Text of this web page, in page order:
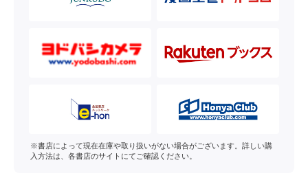
※書店によって現在在庫や取り扱いがない場合がございます。詳しい購
入方法は、各書店のサイトにてご確認ください。